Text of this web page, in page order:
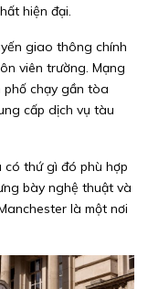
hiện đại.
giao thông chính
viên trường. Mạng
phố chạy gần tòa
cấp dịch vụ tàu
thứ gì đó phù hợp
bày nghệ thuật và
là một nơi